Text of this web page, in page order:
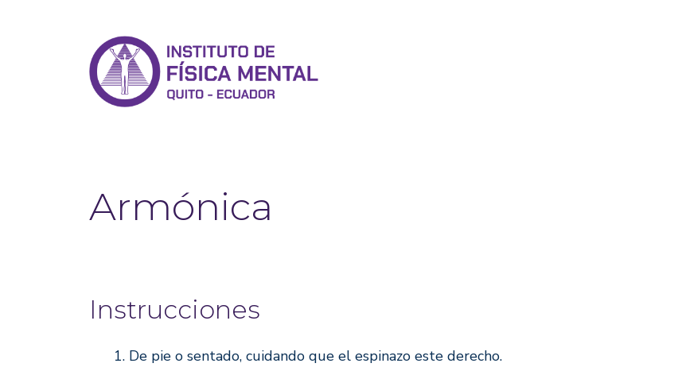
Conócete a ti mismo
Armónica
Instrucciones
De pie o sentado, cuidando que el espinazo este derecho.